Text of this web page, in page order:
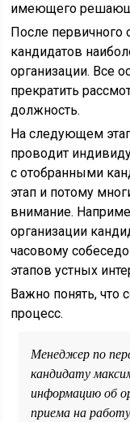
имеющего
После первичного
кандидатов
организации. Все
прекратить
должность.
На следующем
прово­дит
с отобранны­ми
этап и потому
внимание.
организации
часовому
этапов устных
Важно понять, что
процесс.
Менеджер по
кандидату
информацию об
приема на